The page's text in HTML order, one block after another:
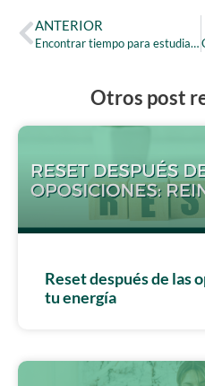
ANTERIOR
Encontrar tiempo para estudiar una oposición es posible
Otros post
Reset después de las
tu energía